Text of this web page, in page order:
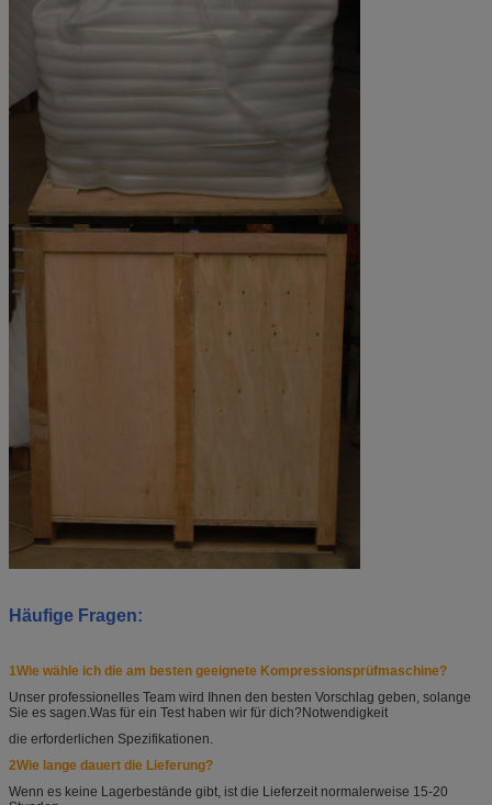
Häufige Fragen:
1Wie wähle ich die am besten geeignete Kompressionsprüfmaschine?
Unser professionelles Team wird Ihnen den besten Vorschlag geben, solange
Sie es sagen.Was für ein Test haben wir für dich? Notwendigkeit
die erforderlichen Spezifikationen.
2Wie lange dauert die Lieferung?
Wenn es keine Lagerbestände gibt, ist die Lieferzeit normalerweise 15-20